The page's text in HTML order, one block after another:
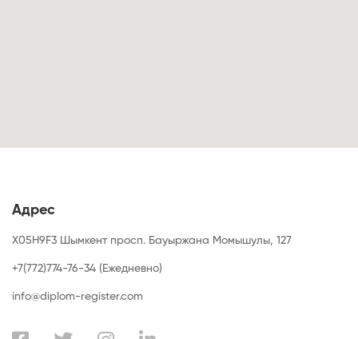
Адрес
X05H9F3 Шымкент просп. Бауыржана Момышулы, 127
+7(772)774-76-34 (Ежедневно)
info@diplom-register.com